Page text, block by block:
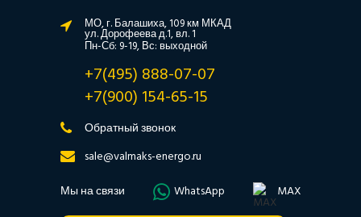
МО, г. Балашиха, 109 км МКАД
ул. Дорофеева д.1, вл. 1
Пн-Сб: 9-19, Вс: выходной
+7(495) 888-07-07
+7(900) 154-65-15
Обратный звонок
sale@valmaks-energo.ru
Мы на связи
WhatsApp MAX